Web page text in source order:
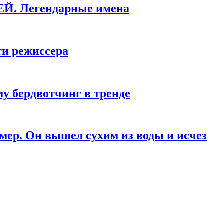
Легендарные имена
режиссера
бердвотчинг в тренде
Он вышел сухим из воды и исчез